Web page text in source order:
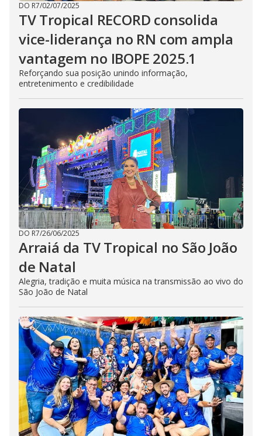
DO R7/02/07/2025
TV Tropical RECORD consolida
vice-liderança no RN com ampla
vantagem no IBOPE 2025.1
Reforçando sua posição unindo informação,
entretenimento e credibilidade
DO R7/26/06/2025
Arraiá da TV Tropical no São João
de Natal
Alegria, tradição e muita música na transmissão ao vivo do
São João de Natal